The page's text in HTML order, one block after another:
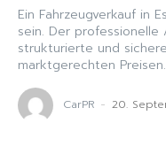
Ein Fahrzeugverkauf in
sein. Der
strukturierte und
marktgerechten
CarPR - 20.